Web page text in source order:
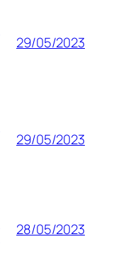
29/05/2023
29/05/2023
28/05/2023